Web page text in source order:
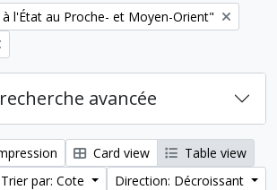
à l'État au Proche- et Moyen-Orient"
avancée
Card view
Table view
Trier par: Cote
Direction: Décroissant